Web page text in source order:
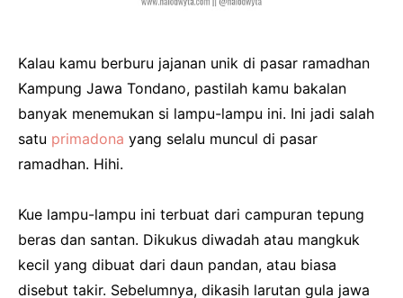
Kalau kamu berburu jajanan unik di pasar ramadhan
Kampung Jawa Tondano, pastilah kamu bakalan
banyak menemukan si lampu-lampu ini. Ini jadi salah
satu primadona yang selalu muncul di pasar
ramadhan. Hihi.
Kue lampu-lampu ini terbuat dari campuran tepung
beras dan santan. Dikukus diwadah atau mangkuk
kecil yang dibuat dari daun pandan, atau biasa
disebut takir. Sebelumnya, dikasih larutan gula jawa